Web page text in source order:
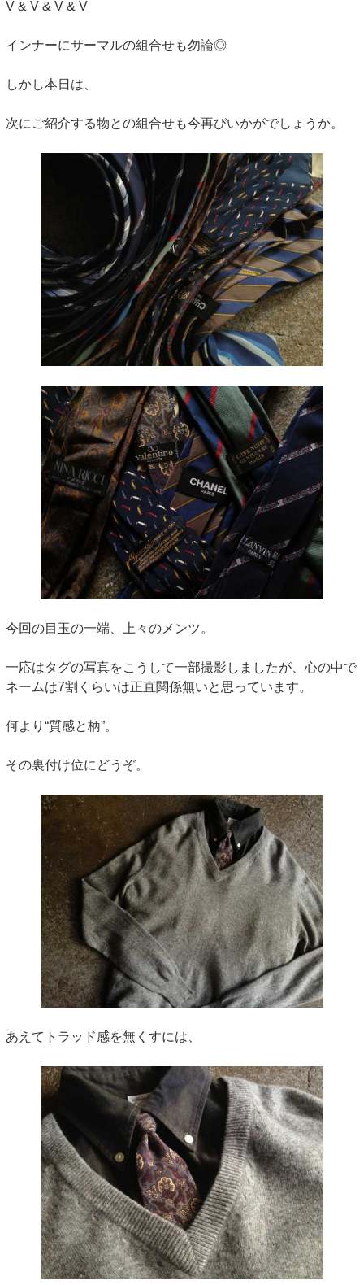
V & V & V & V
インナーにサーマルの組合せも勿論◎
しかし本日は、
次にご紹介する物との組合せも今再びいかがでしょうか。
今回の目玉の一端、上々のメンツ。
一応はタグの写真をこうして一部撮影しましたが、心の中で
ネームは7割くらいは正直関係無いと思っています。
何より“質感と柄”。
その裏付け位にどうぞ。
あえてトラッド感を無くすには、